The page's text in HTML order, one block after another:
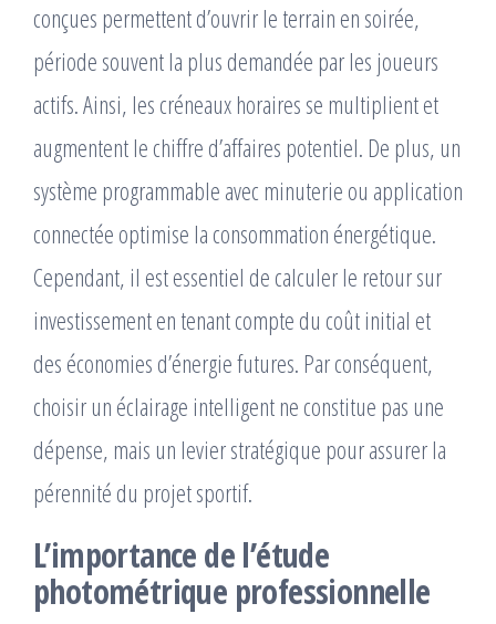
conçues permettent d’ouvrir le terrain en soirée,
période souvent la plus demandée par les joueurs
actifs. Ainsi, les créneaux horaires se multiplient et
augmentent le chiffre d’affaires potentiel. De plus, un
système programmable avec minuterie ou application
connectée optimise la consommation énergétique.
Cependant, il est essentiel de calculer le retour sur
investissement en tenant compte du coût initial et
des économies d’énergie futures. Par conséquent,
choisir un éclairage intelligent ne constitue pas une
dépense, mais un levier stratégique pour assurer la
pérennité du projet sportif.
L’importance de l’étude
photométrique professionnelle